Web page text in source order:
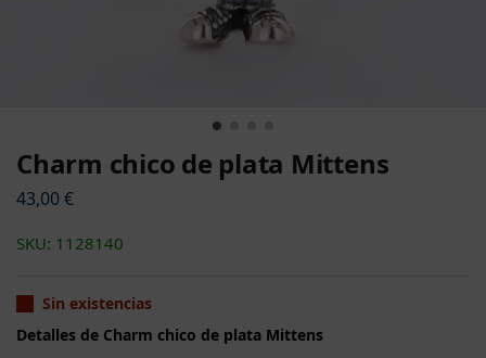
Charm chico de plata Mittens
43,00€
SKU: 1128140
Sin existencias
Detalles de Charm chico de plata Mittens